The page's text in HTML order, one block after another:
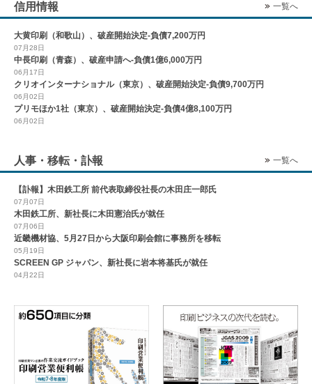
信用情報 一覧へ
大黄印刷（和歌山）、破産開始決定-負債7,200万円
07月28日
中長印刷（青森）、破産申請へ-負債1億6,000万円
06月17日
クリオインターナショナル（東京）、破産開始決定-負債9,700万円
06月02日
プリモほか1社（東京）、破産開始決定-負債4億8,100万円
06月02日
人事・移転・訃報 一覧へ
【訃報】木田鉄工所 前代表取締役社長の木田庄一郎氏
07月07日
木田鉄工所、新社長に木田憲治氏が就任
07月06日
近畿機材協、5月27日から大阪印刷会館に事務所を移転
05月19日
SCREEN GP ジャパン、新社長に岩本将基氏が就任
04月22日